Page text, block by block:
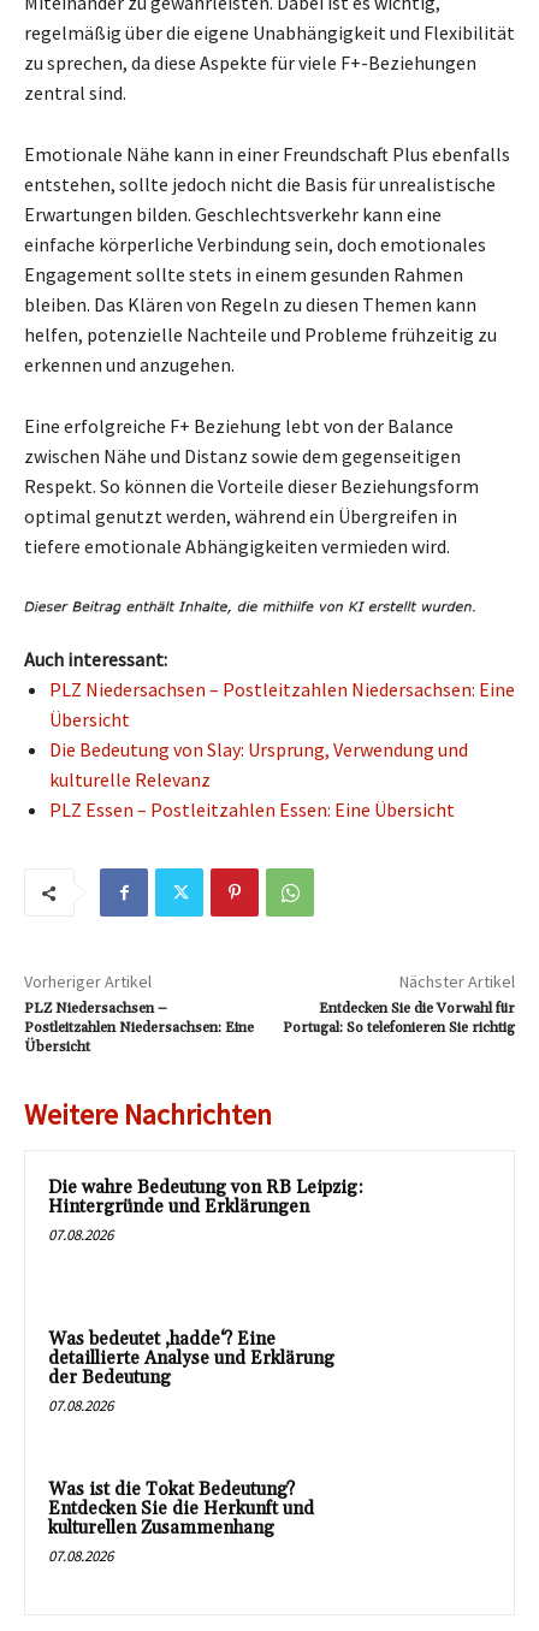
regelmäßig über die eigene Unabhängigkeit und Flexibilität
zu sprechen, da diese Aspekte für viele F+-Beziehungen
zentral sind.
Emotionale Nähe kann in einer Freundschaft Plus ebenfalls
entstehen, sollte jedoch nicht die Basis für unrealistische
Erwartungen bilden. Geschlechtsverkehr kann eine
einfache körperliche Verbindung sein, doch emotionales
Engagement sollte stets in einem gesunden Rahmen
bleiben. Das Klären von Regeln zu diesen Themen kann
helfen, potenzielle Nachteile und Probleme frühzeitig zu
erkennen und anzugehen.
Eine erfolgreiche F+ Beziehung lebt von der Balance
zwischen Nähe und Distanz sowie dem gegenseitigen
Respekt. So können die Vorteile dieser Beziehungsform
optimal genutzt werden, während ein Übergreifen in
tiefere emotionale Abhängigkeiten vermieden wird.
Auch interessant:
PLZ Niedersachsen – Postleitzahlen Niedersachsen: Eine
Übersicht
Die Bedeutung von Slay: Ursprung, Verwendung und
kulturelle Relevanz
PLZ Essen – Postleitzahlen Essen: Eine Übersicht
Vorheriger Artikel
PLZ Niedersachsen –
Postleitzahlen Niedersachsen: Eine
Übersicht
Nächster Artikel
Entdecken Sie die Vorwahl für
Portugal: So telefonieren Sie richtig
Weitere Nachrichten
Die wahre Bedeutung von RB Leipzig:
Hintergründe und Erklärungen
07.08.2026
Was bedeutet ‚hadde‘? Eine
detaillierte Analyse und Erklärung
der Bedeutung
07.08.2026
Was ist die Tokat Bedeutung?
Entdecken Sie die Herkunft und
kulturellen Zusammenhang
07.08.2026